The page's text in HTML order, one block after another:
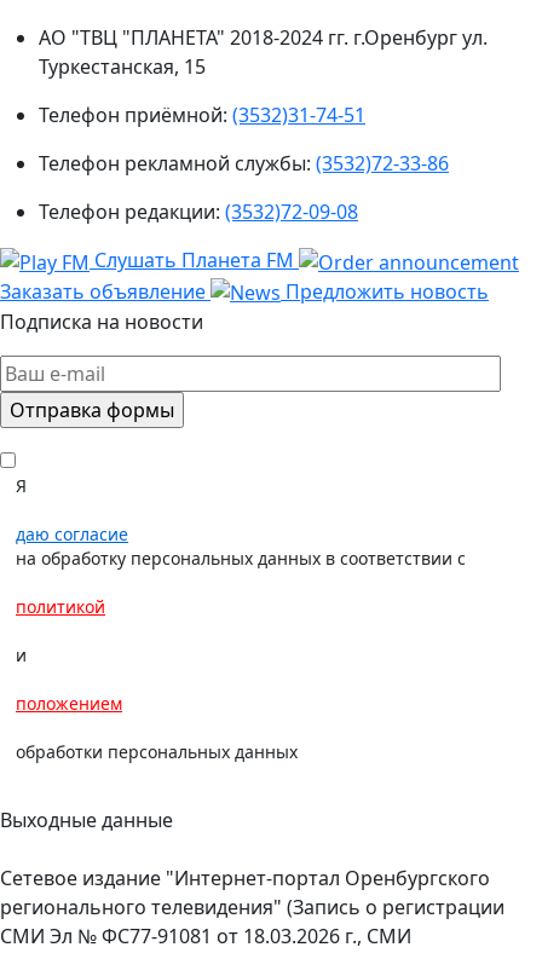
АО "ТВЦ "ПЛАНЕТА" 2018-2024 гг. г.Оренбург ул.
Туркестанская, 15
Телефон приёмной: (3532)31-74-51
Телефон рекламной службы: (3532)72-33-86
Телефон редакции: (3532)72-09-08
Слушать Планета FM
Заказать объявление
Предложить новость
Подписка на новости
Я
даю согласие
на обработку персональных данных в соответствии с
политикой
и
положением
обработки персональных данных
Выходные данные
Сетевое издание "Интернет-портал Оренбургского
регионального телевидения" (Запись о регистрации
СМИ Эл № ФС77-91081 от 18.03.2026 г., СМИ